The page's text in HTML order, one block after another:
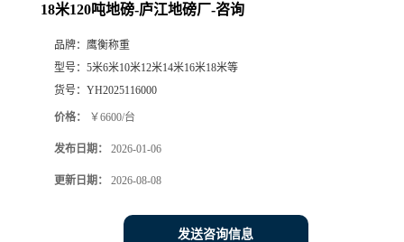
18米120吨地磅-庐江地磅厂-咨询
品牌： 鹰衡称重
型号： 5米6米10米12米14米16米18米等
货号： YH2025116000
价格： ￥6600/台
发布日期： 2026-01-06
更新日期： 2026-08-08
发送咨询信息